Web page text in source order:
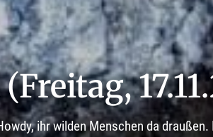
ihr wilden Menschen da